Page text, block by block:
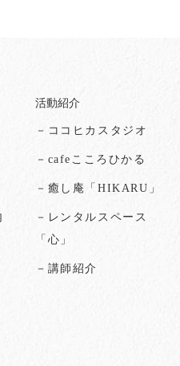
活動紹介
－ココヒカスタジオ
－cafeこころひかる
－癒し庵「HIKARU」
－レンタルスペース
「心」
－講師紹介